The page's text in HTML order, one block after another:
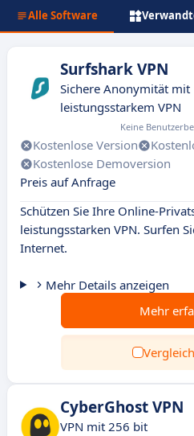
Alle Software
Surfshark VPN
Sichere Anonymität mit
leistungsstarkem VPN
Keine
Kostenlose Version
Kostenlose Demoversion
Preis auf Anfrage
Schützen Sie Ihre Online-
leistungsstarken VPN. Surfen
Internet.
Mehr Details anzeigen
Mehr
CyberGhost VPN
VPN mit 256 bit